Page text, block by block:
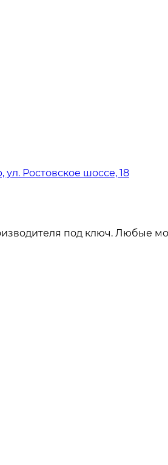
ул. Ростовское шоссе, 18
под ключ. Любые